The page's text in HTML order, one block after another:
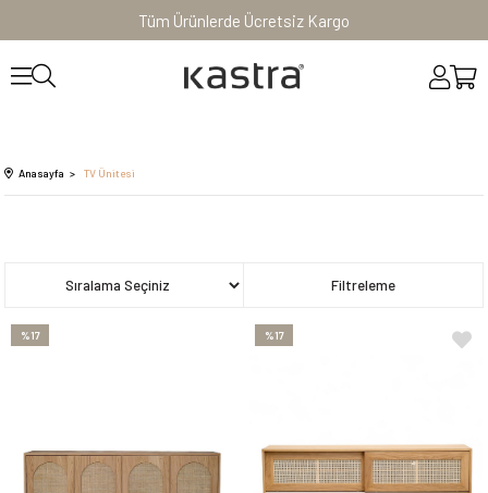
Tüm Ürünlerde Ücretsiz Kargo
Anasayfa TV Ünitesi
Filtreleme
Sıralama
%17 %17